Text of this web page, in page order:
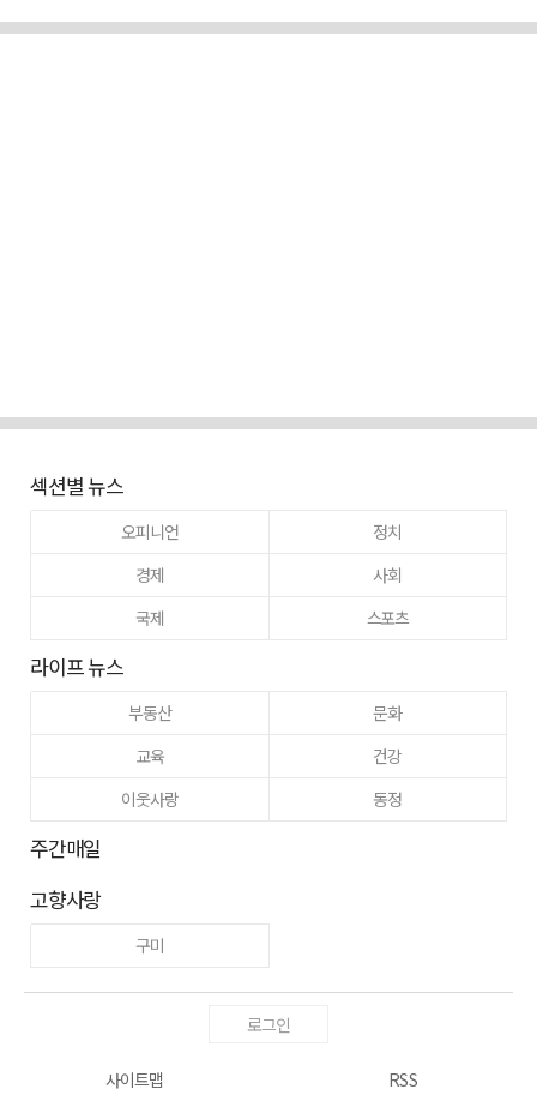
섹션별 뉴스
오피니언
정치
경제
사회
국제
스포츠
라이프 뉴스
부동산
문화
교육
건강
이웃사랑
동정
주간매일
고향사랑
구미
로그인
사이트맵 RSS